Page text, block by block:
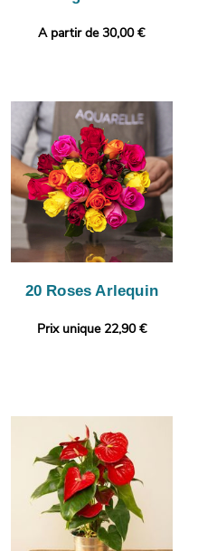
A partir de 30,00 €
20 Roses Arlequin
Prix unique 22,90 €